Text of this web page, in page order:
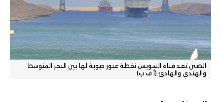
الصين تعد قناة السويس نقطة عبور حيوية لها بين البحر المتوسط
والهندي والهادئ (أ ف ب)